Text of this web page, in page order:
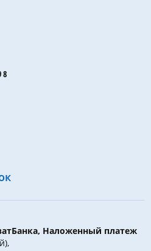
8
Наложенный платеж